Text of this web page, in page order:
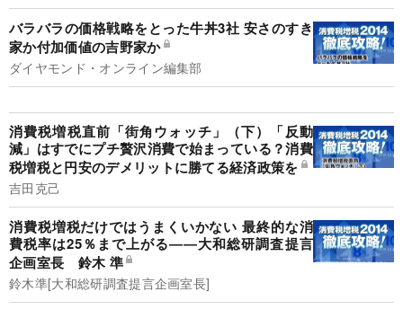
バラバラの価格戦略をとった牛丼3社 安さのすき
家か付加価値の吉野家か
ダイヤモンド・オンライン編集部
消費税増税直前「街角ウォッチ」（下）「反動
減」はすでにプチ贅沢消費で始まっている？消費
税増税と円安のデメリットに勝てる経済政策を
吉田克己
消費税増税だけではうまくいかない 最終的な消
費税率は25％まで上がる――大和総研調査提言
企画室長 鈴木 準
鈴木準[大和総研調査提言企画室長]